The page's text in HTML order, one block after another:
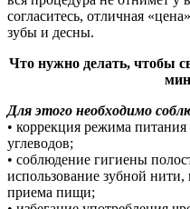
согласитесь, отличная
зубы и десны.
Что нужно делать, чтобы
Для этого необходимо
• коррекция режима
углеводов;
• соблюдение гигиены
использование зубной
приема пищи;